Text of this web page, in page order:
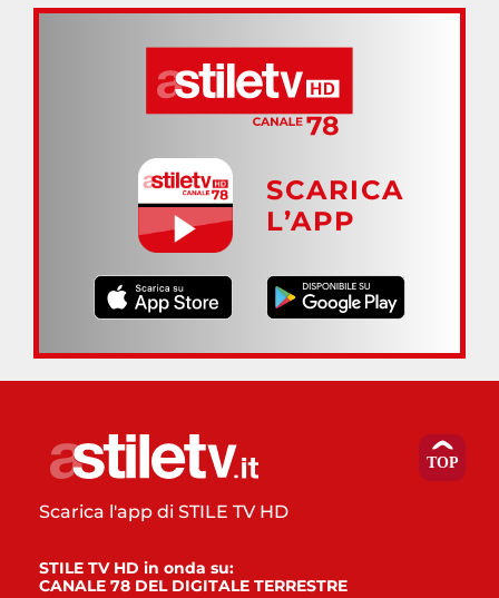
SCARICA
L’APP
Scarica l'app di STILE TV HD
STILE TV HD in onda su:
CANALE 78 DEL DIGITALE TERRESTRE